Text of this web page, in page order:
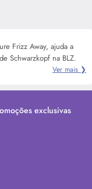
Frizz Away, ajuda a
Schwarzkopf na BLZ.
Ver mais ❯
exclusivas